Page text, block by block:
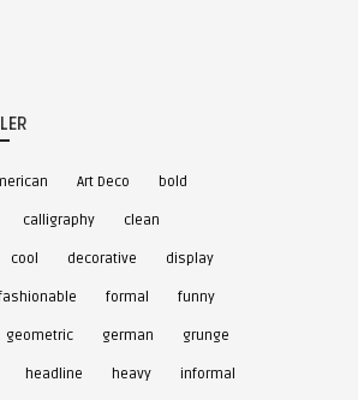
Art Deco bold
calligraphy clean
cool decorative display
formal funny
geometric german grunge
headline heavy informal